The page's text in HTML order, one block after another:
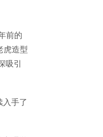
前的
虎造型
吸引
入手了